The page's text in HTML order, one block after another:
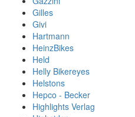
Gilles
Givi
Hartmann
HeinzBikes
Held
Helly Bikereyes
Helstons
Hepco - Becker
Highlights Verlag